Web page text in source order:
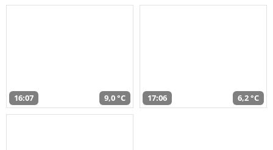
16:07 9,0 °C 17:06 6,2 °C